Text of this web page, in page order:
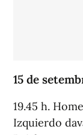
15 de
19.45 h.
Izquierdo